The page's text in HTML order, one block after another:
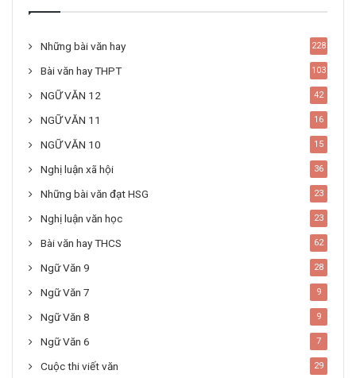
Những bài văn hay 228
Bài văn hay THPT 103
NGỮ VĂN 12 42
NGỮ VĂN 11 16
NGỮ VĂN 10 15
Nghị luận xã hội 36
Những bài văn đạt HSG 23
Nghị luận văn học 23
Bài văn hay THCS 62
Ngữ Văn 9 28
Ngữ Văn 7 9
Ngữ Văn 8 9
Ngữ Văn 6 7
Cuộc thi viết văn 29